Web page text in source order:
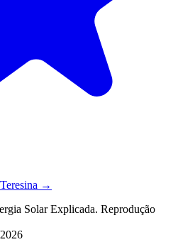
Teresina →
Solar Explicada. Reprodução